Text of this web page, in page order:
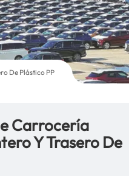
De Plástico PP
Carrocería
Y Trasero De